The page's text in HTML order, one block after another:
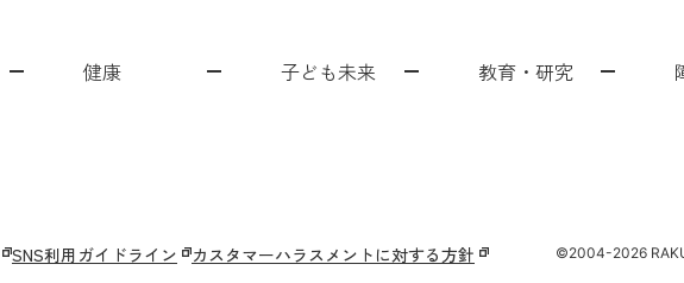
健康 子ども未来 教育・研究
介護医療院 介護老人保健施設 介護老人福祉施設 障害者支援施設
ブ
守山市物部児童クラブ室 洛和キッズアフタースクールもりやま 洛
SNS利用ガイドライン カスタマーハラスメントに対する方針 ©2004-2026